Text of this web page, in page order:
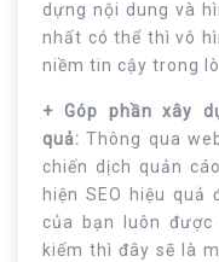
dựng nội dung và
nhất có thể thì vô
niềm tin cậy trong
+ Góp phần xây
quả: Thông qua
chiến dịch quản
hiện SEO hiệu
của bạn luôn
kiếm thì đây sẽ là